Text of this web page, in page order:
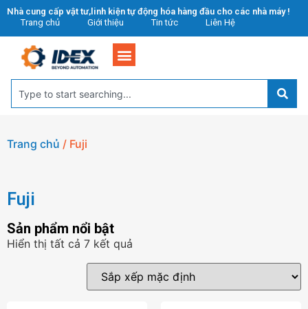
Nhà cung cấp vật tư,linh kiện tự động hóa hàng đầu cho các nhà máy !
Trang chủ
Giới thiệu Tin tức Liên Hệ
Trang chủ / Fuji
Fuji
Sản phẩm nổi bật
Hiển thị tất cả 7 kết quả